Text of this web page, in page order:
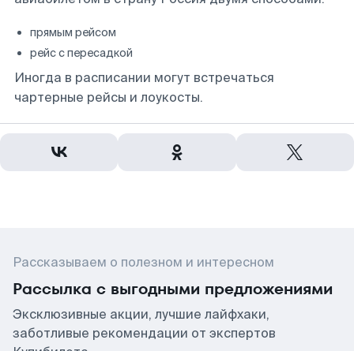
прямым рейсом
рейс с пересадкой
Иногда в расписании могут встречаться
чартерные рейсы и лоукосты.
Рассказываем о полезном и интересном
Рассылка с выгодными предложениями
Эксклюзивные акции, лучшие лайфхаки,
заботливые рекомендации от экспертов